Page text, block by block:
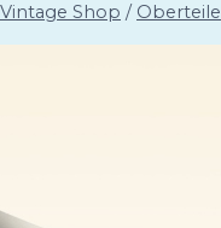
Shop / Oberteile